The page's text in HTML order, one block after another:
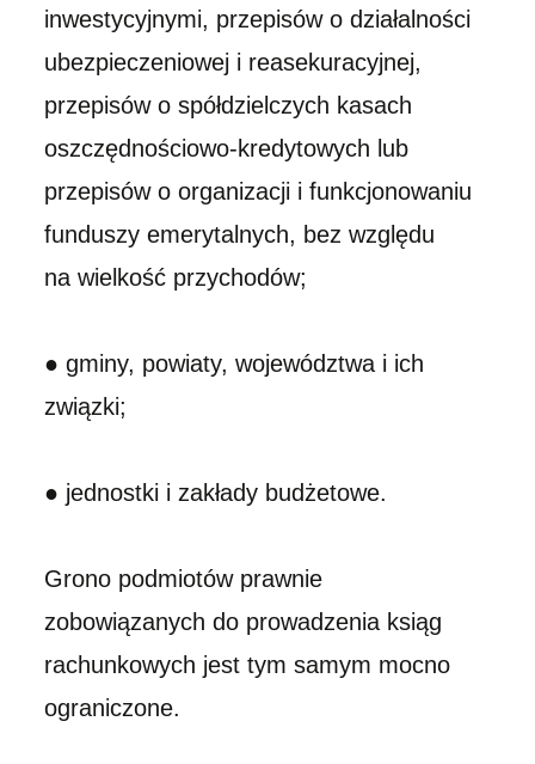
inwestycyjnymi, przepisów o działalności
ubezpieczeniowej i reasekuracyjnej,
przepisów o spółdzielczych kasach
oszczędnościowo-kredytowych lub
przepisów o organizacji i funkcjonowaniu
funduszy emerytalnych, bez względu
na wielkość przychodów;
● gminy, powiaty, województwa i ich
związki;
● jednostki i zakłady budżetowe.
Grono podmiotów prawnie
zobowiązanych do prowadzenia ksiąg
rachunkowych jest tym samym mocno
ograniczone.